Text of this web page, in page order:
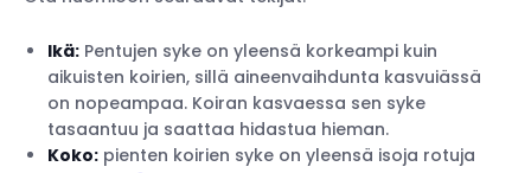
Ikä: Pentujen syke on yleensä korkeampi kuin
aikuisten koirien, sillä aineenvaihdunta kasvuiässä
on nopeampaa. Koiran kasvaessa sen syke
tasaantuu ja saattaa hidastua hieman.
Koko: pienten koirien syke on yleensä isoja rotuja